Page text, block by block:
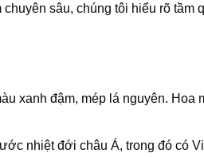
sâu, chúng tôi hiểu rõ tầm
xanh đậm, mép lá nguyên. Hoa
nhiệt đới châu Á, trong đó có